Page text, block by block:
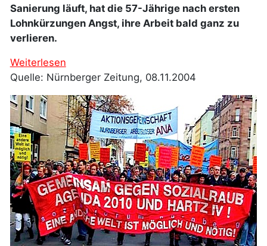
Sanierung läuft, hat die 57-Jährige nach ersten
Lohnkürzungen Angst, ihre Arbeit bald ganz zu
verlieren.
Weiterlesen
Quelle: Nürnberger Zeitung, 08.11.2004